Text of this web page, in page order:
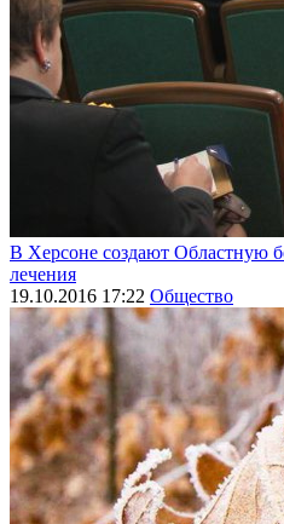
В Херсоне создают Областную
лечения
19.10.2016 17:22 Общество